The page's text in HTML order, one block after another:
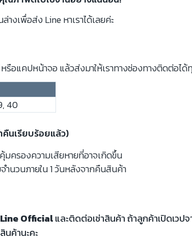
เพื่อส่ง Line หาเราได้เลยค่ะ
แคปหน้าจอ แล้วส่งมาให้เราทางช่องทางติดต่อได้
40
นเรียบร้อยแล้ว)
ครองความเสียหายที่อาจเกิดขึ้น
นวนภายใน 1 วันหลังจากคืนสินค้า
Line Officialและติดต่อเช่าสินค้า ถ้าลูกค้าเปิดเว
นค้านะคะ